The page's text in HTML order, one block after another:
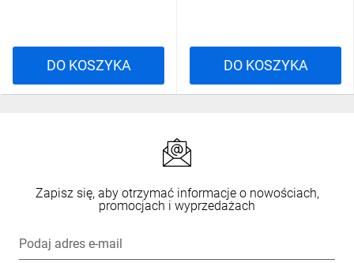
DO KOSZYKA DO KOSZYKA
Zapisz się, aby otrzymać informacje o nowościach,
promocjach i wyprzedażach
Podaj adres e-mail